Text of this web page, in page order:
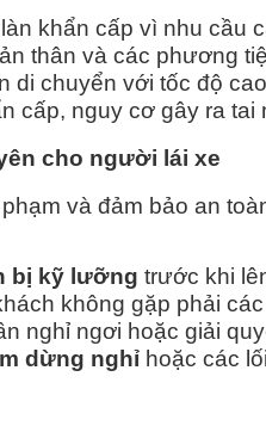
khẩn cấp vì nhu cầu
thân và các phương
di chuyển với tốc độ
cấp, nguy cơ gây ra tai
cho người lái xe
và đảm bảo an
bị kỹ lưỡng trước khi
không gặp phải
nghỉ ngơi hoặc giải
dừng nghỉ hoặc các